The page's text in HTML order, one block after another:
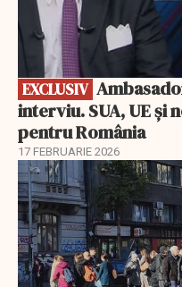
EXCLUSIV
interviu. SUA, UE și
pentru România
17 FEBRUARIE 2026